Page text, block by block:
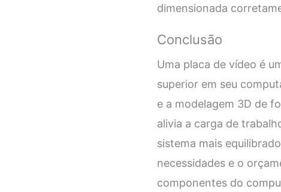
dimensionada
Conclusão
Uma placa de vídeo é
superior em seu
e a modelagem 3D de
alivia a carga de
sistema mais
necessidades e o
componentes do